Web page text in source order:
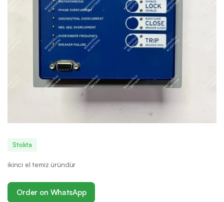
Stokta
ikinci el temiz üründür
Order on WhatsApp